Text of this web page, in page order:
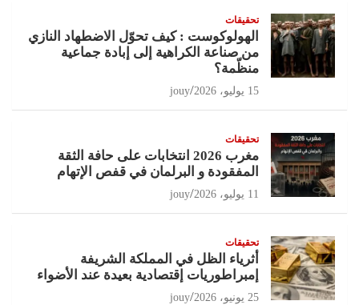
تحقيقات
الهولوكوست : كيف تحوّل الاضطهاد النازي
من صناعة الكراهية إلى إبادة جماعية
منظّمة؟
15 يوليو، 2026 jouy
تحقيقات
مغرب 2026 انتخابات على حافة الثقة
المفقودة و البرلمان في قفص الإتهام
11 يوليو، 2026 jouy
تحقيقات
أثرياء الظل في المملكة الشريفة
إمبراطوريات إقتصادية بعيدة عند الأضواء
25 يونيو، 2026 jouy